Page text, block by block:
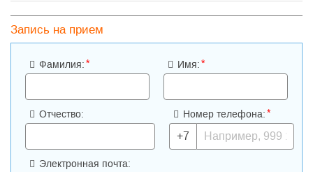
Запись на прием
Фамилия:* Имя:*
Отчество: Номер телефона:*
+7
Электронная почта: